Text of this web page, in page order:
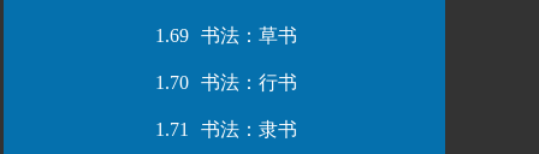
1.69 书法：草书
1.70 书法：行书
1.71 书法：隶书